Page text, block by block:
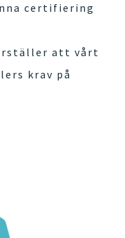
certifiering
att vårt
krav på